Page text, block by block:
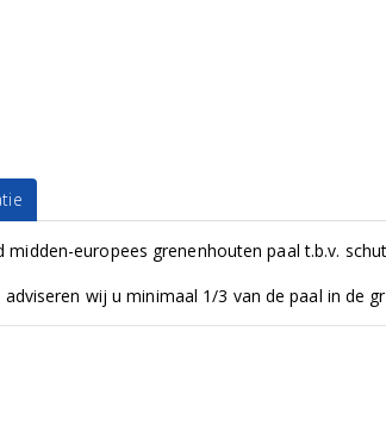
midden-europees grenenhouten paal t.b.v.
wij u minimaal 1/3 van de paal in de